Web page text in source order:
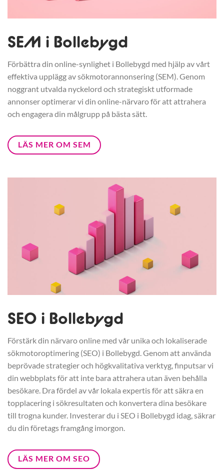
SEM i Bollebygd
Förbättra din online-synlighet i Bollebygd med hjälp av vårt
effektiva upplägg av sökmotorannonsering (SEM). Genom
noggrant utvalda nyckelord och strategiskt utformade
annonser optimerar vi din online-närvaro för att attrahera
och engagera din målgrupp på bästa sätt.
LÄS MER OM SEM
SEO i Bollebygd
Förstärk din närvaro online med vår unika och lokaliserade
sökmotoroptimering (SEO) i Bollebygd. Genom att använda
beprövade strategier och högkvalitativa verktyg, finputsar vi
din webbplats för att inte bara attrahera utan även behålla
besökare. Dra fördel av vår lokala expertis för att säkra en
topplacering i sökresultaten och konvertera dina besökare
till trogna kunder. Investerar du i SEO i Bollebygd idag, säkrar
du din företags framgång imorgon.
LÄS MER OM SEO